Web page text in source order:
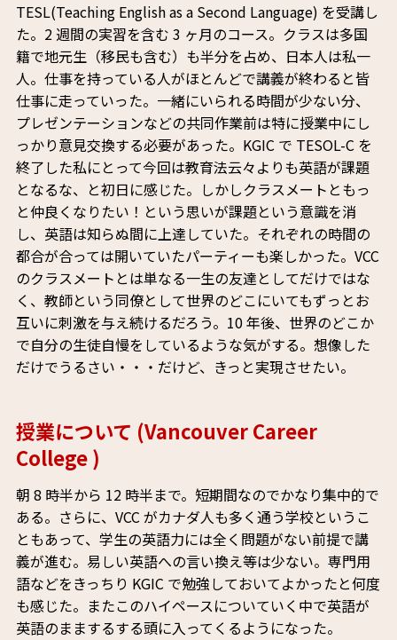
TESL(Teaching English as a Second Language) を受講し
た。2 週間の実習を含む 3 ヶ月のコース。クラスは多国
籍で地元生（移民も含む）も半分を占め、日本人は私一
人。仕事を持っている人がほとんどで講義が終わると皆
仕事に走っていった。一緒にいられる時間が少ない分、
プレゼンテーションなどの共同作業前は特に授業中にし
っかり意見交換する必要があった。KGIC で TESOL-C を
終了した私にとって今回は教育法云々よりも英語が課題
となるな、と初日に感じた。しかしクラスメートともっ
と仲良くなりたい！という思いが課題という意識を消
し、英語は知らぬ間に上達していた。それぞれの時間の
都合が合っては開いていたパーティーも楽しかった。VCC
のクラスメートとは単なる一生の友達としてだけではな
く、教師という同僚として世界のどこにいてもずっとお
互いに刺激を与え続けるだろう。10 年後、世界のどこか
で自分の生徒自慢をしているような気がする。想像した
だけでうるさい・・・だけど、きっと実現させたい。
授業について (Vancouver Career
College )
朝 8 時半から 12 時半まで。短期間なのでかなり集中的で
ある。さらに、VCC がカナダ人も多く通う学校というこ
ともあって、学生の英語力には全く問題がない前提で講
義が進む。易しい英語への言い換え等は少ない。専門用
語などをきっちり KGIC で勉強しておいてよかったと何度
も感じた。またこのハイペースについていく中で英語が
英語のままするする頭に入ってくるようになった。